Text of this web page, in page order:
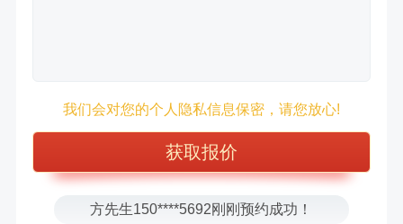
我们会对您的个人隐私信息保密，请您放心!
张先生156****2060刚刚预约成功！
张先生131****7997刚刚预约成功！
方先生150****5692刚刚预约成功！